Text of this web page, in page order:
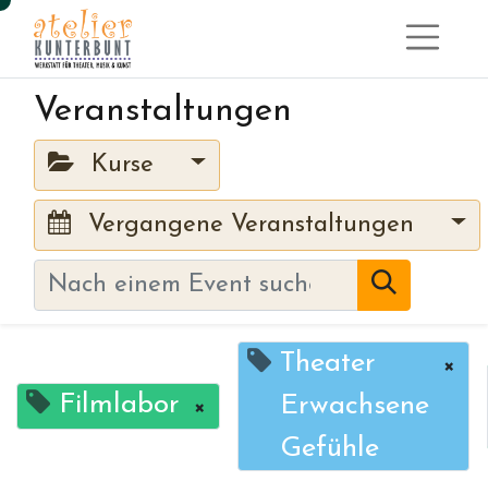
Veranstaltungen
Kurse
Vergangene Veranstaltungen
Filmlabor ×
Theater
Erwachsene
Gefühle
×